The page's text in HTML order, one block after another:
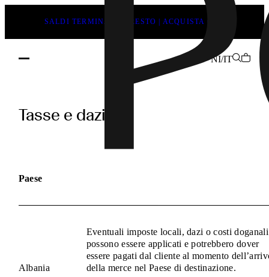
SALDI TERMINANO PRESTO | ACQUISTA ORA
NI/IT
Tasse e dazi
Paese
Albania
Eventuali imposte locali, dazi o costi doganali
possono essere applicati e potrebbero dover
essere pagati dal cliente al momento
della merce nel Paese di destinazione.